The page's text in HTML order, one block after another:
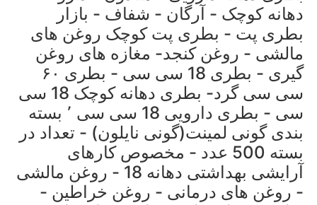
دهانه کوچک - آرگان - شفاف - بازار
بطری پت - بطری پت کوچک روغن های
مالشی - روغن کنجد- مغازه های روغن
گیری - بطری 18 سی سی - بطری ۶۰
سی سی گرد- بطری دهانه کوچک 18 سی
سی - بطری دارویی 18 سی سی ٬ بسته
بندی گونی لمینت(گونی نایلون) - تعداد در
بسته 500 عدد - مخصوص کارهای
آرایشی بهداشتی دهانه 18 - روغن مالشی
- روغن های درمانی - روغن خراطین -